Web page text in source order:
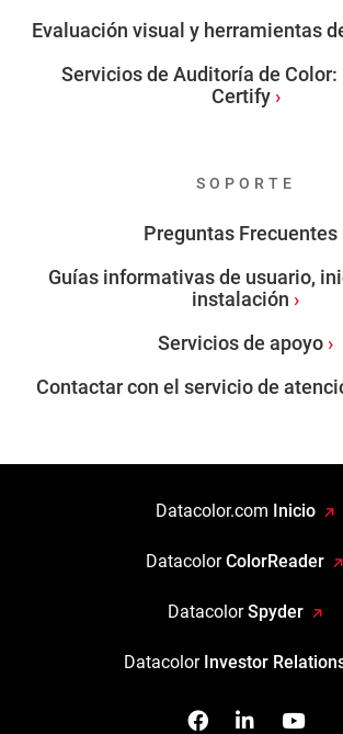
Evaluación visual y herramientas
Servicios de Auditoría de Color:
Certify
SOPORTE
Preguntas Frecuentes
Guías informativas de usuario,
instalación
Servicios de apoyo
Contactar con el servicio de
Datacolor.com Inicio
DatacolorColorReader
DatacolorSpyder
Datacolor Investor
Facebook
Síganos